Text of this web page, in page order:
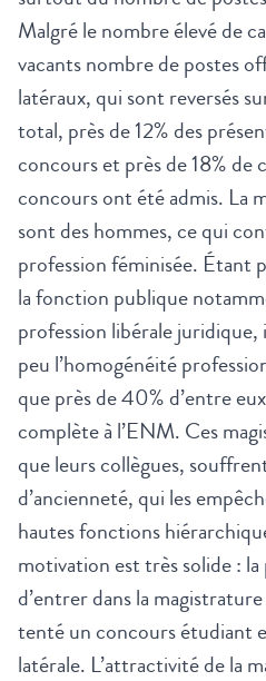
Malgré le nombre élevé de
vacants nombre de postes
latéraux, qui sont reversés
total, près de 12% des
concours et près de 18% de
concours ont été admis. La
sont des hommes, ce qui
profession féminisée. Étant
la fonction publique
profession libérale
peu l’homogénéité
que près de 40% d’entre
complète à l’ENM. Ces
que leurs collègues,
d’ancienneté, qui les
hautes fonctions
motivation est très solide :
d’entrer dans la
tenté un concours étudiant
latérale. L’attractivité de la